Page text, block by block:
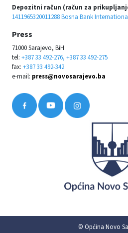
Depozitni račun (račun za
1411965320011288 Bosna Bank
Press
71000 Sarajevo, BiH
tel: +387 33 492-276, +387 33 492-275
fax: +387 33 492-342
e-mail: press@novosarajevo.ba
© Općina Novo